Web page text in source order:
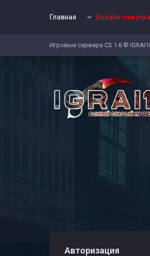
Главная Онлайн-покупка
Игровые сервера CS 1.6 ©
Авторизация